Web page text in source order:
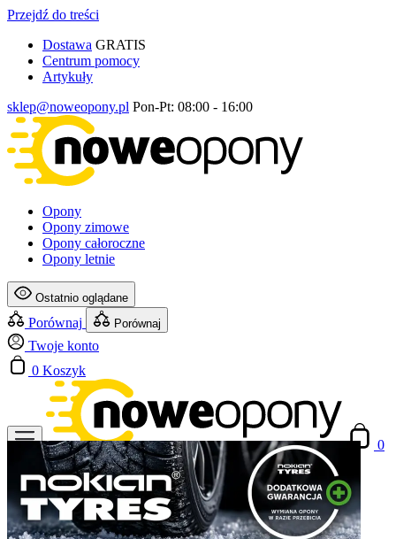
Przejdź do treści
Dostawa GRATIS
Centrum pomocy
Artykuły
sklep@noweopony.pl Pon-Pt: 08:00 - 16:00
Opony
Opony zimowe
Opony całoroczne
Opony letnie
Ostatnio oglądane
Porównaj Porównaj
Twoje konto
0 Koszyk
0